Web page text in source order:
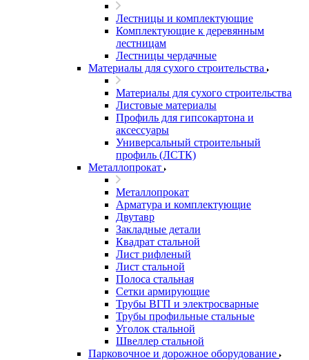
Лестницы и комплектующие
Комплектующие к деревянным
лестницам
Лестницы чердачные
Материалы для сухого строительства
Материалы для сухого строительства
Листовые материалы
Профиль для гипсокартона и
аксессуары
Универсальный строительный
профиль (ЛСТК)
Металлопрокат
Металлопрокат
Арматура и комплектующие
Двутавр
Закладные детали
Квадрат стальной
Лист рифленый
Лист стальной
Полоса стальная
Сетки армирующие
Трубы ВГП и электросварные
Трубы профильные стальные
Уголок стальной
Швеллер стальной
Парковочное и дорожное оборудование